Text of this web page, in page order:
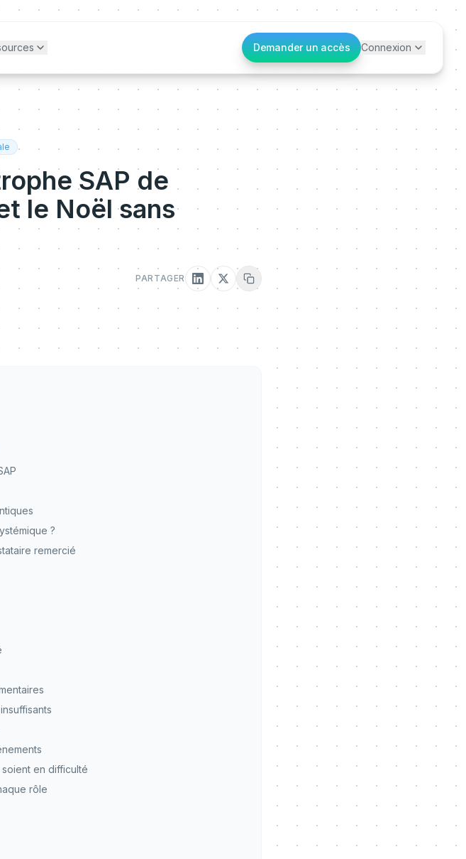
Demander un accès Connexion
SAP de
le Noël sans
PARTAGER
?
remercié
en difficulté
rôle